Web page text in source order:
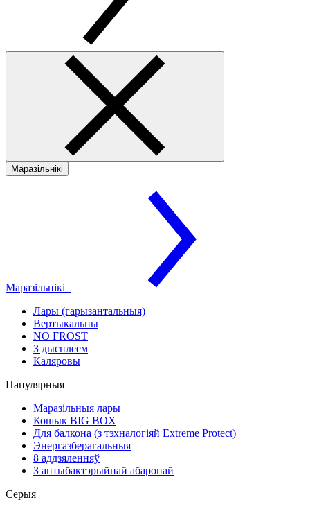
Маразільнікі
Маразільнікі
Лары (гарызантальныя)
Вертыкальны
NO FROST
З дысплеем
Каляровы
Папулярныя
Маразільныя лары
Кошык BIG BOX
Для балкона (з тэхналогіяй Extreme Protect)
Энергазберагальныя
8 аддзяленняў
З антыбактэрыйнай абаронай
Серыя